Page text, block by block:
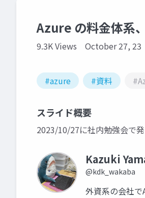
Azure の料金体系
9.3K Views October 27, 23
#azure #資料
スライド概要
2023/10/27に社内勉強会で発
Kazuki
@kdk_wakaba
外資系の会社